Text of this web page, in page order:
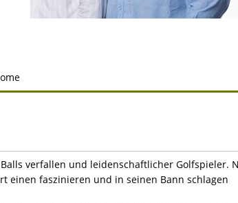
verfallen und leidenschaftlicher Golfspieler.
einen faszinieren und in seinen Bann schlagen